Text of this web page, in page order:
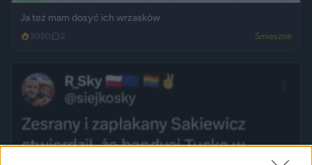
Ja też mam dosyć ich wrzasków
3050 2 Śmieszne